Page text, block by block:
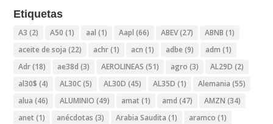
Etiquetas
A3 (2) A50 (1) aal (1) Aapl (66) ABEV(27) ABNB (1)
aceite de soja (22) achr(1) acn (1) adbe (9) adm (1)
Adr(18) ae38d (3) AEROLINEAS (51) agro (3) AL29D (2)
al30$ (4) AL30C(5) AL30D (45) AL35D (1) Alemania (55)
alua (46) ALUMINIO (49) amat (1) amd (47) AMZN (34)
anet (1) anécdotas (3) Arabia Saudita (1) aramco (1)